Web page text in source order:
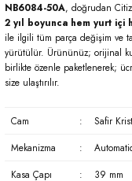
NB6084-50A, doğrudan
2 yıl boyunca hem yurt içi
ile ilgili tüm parça değişim ve
yürütülür. Ürününüz; orijinal
birlikte özenle paketlenerek;
size ulaştırılır.
Cam :
Safir
Mekanizma
:
Kasa Çapı
:
39 mm